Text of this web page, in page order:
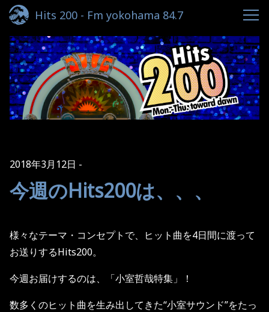
Hits 200 - Fm yokohama 84.7
2018年3月12日
今週のHits200は、、、
様々なテーマ・コンセプトで、ヒット曲を4日間に渡って
お送りするHits200。
今週お届けするのは、「小室哲哉特集」！
数多くのヒット曲を生み出してきた“小室サウンド”をたっ